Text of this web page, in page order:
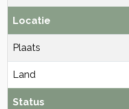
Locatie
Plaats
Land
Status